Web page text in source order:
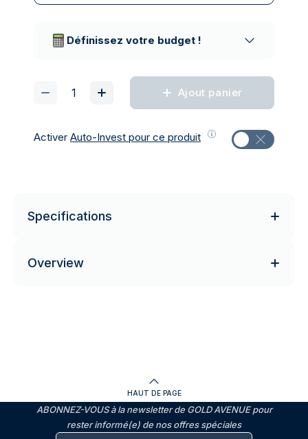
Définissez votre budget !
Ajout panier
Activer Auto-Invest pour ce produit
Specifications
Overview
HAUT DE PAGE
ABONNEZ-VOUS à la newsletter de GOLD AVENUE pour
rester informé(e) de nos offres spéciales